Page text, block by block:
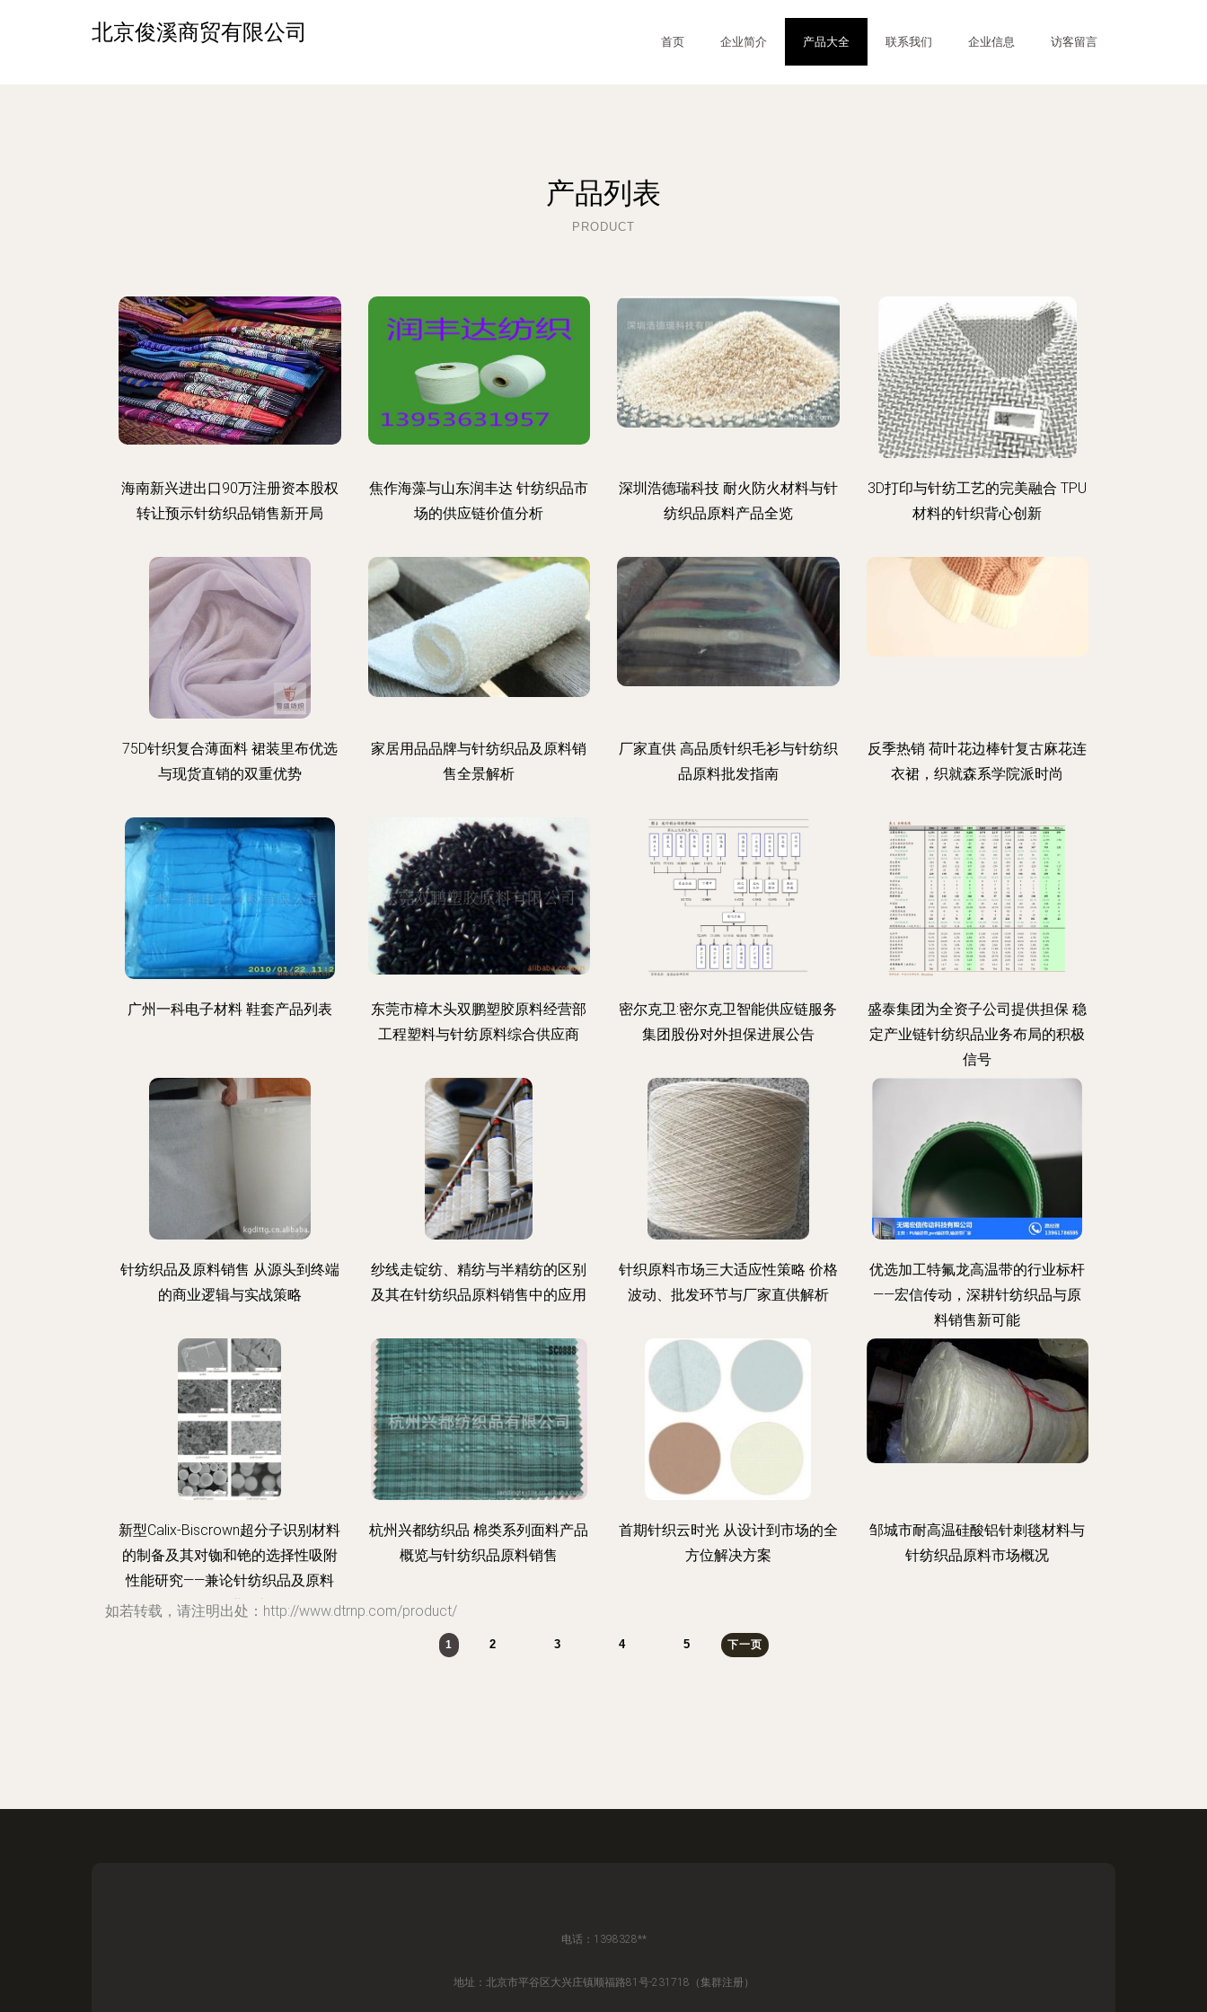
北京俊溪商贸有限公司 首页 企业简介 产品大全 联系我们 企业信息 访客留言
产品列表
PRODUCT
海南新兴进出口90万注册资本股权
转让预示针纺织品销售新开局
焦作海藻与山东润丰达 针纺织品市
场的供应链价值分析
深圳浩德瑞科技 耐火防火材料与针
纺织品原料产品全览
3D打印与针纺工艺的完美融合 TPU
材料的针织背心创新
75D针织复合薄面料 裙装里布优选
与现货直销的双重优势
家居用品品牌与针纺织品及原料销
售全景解析
厂家直供 高品质针织毛衫与针纺织
品原料批发指南
反季热销 荷叶花边棒针复古麻花连
衣裙，织就森系学院派时尚
广州一科电子材料 鞋套产品列表
东莞市樟木头双鹏塑胶原料经营部
工程塑料与针纺原料综合供应商
密尔克卫:密尔克卫智能供应链服务
集团股份对外担保进展公告
盛泰集团为全资子公司提供担保 稳
定产业链针纺织品业务布局的积极
信号
针纺织品及原料销售 从源头到终端
的商业逻辑与实战策略
纱线走锭纺、精纺与半精纺的区别
及其在针纺织品原料销售中的应用
针织原料市场三大适应性策略 价格
波动、批发环节与厂家直供解析
优选加工特氟龙高温带的行业标杆
——宏信传动，深耕针纺织品与原
料销售新可能
新型Calix-Biscrown超分子识别材料
的制备及其对铷和铯的选择性吸附
性能研究——兼论针纺织品及原料
销售行业展望
杭州兴都纺织品 棉类系列面料产品
概览与针纺织品原料销售
首期针织云时光 从设计到市场的全
方位解决方案
邹城市耐高温硅酸铝针刺毯材料与
针纺织品原料市场概况
如若转载，请注明出处：http://www.dtrnp.com/product/
1 2 3 4 5 下一页
电话：1398328**
地址：北京市平谷区大兴庄镇顺福路81号-231718（集群注册）